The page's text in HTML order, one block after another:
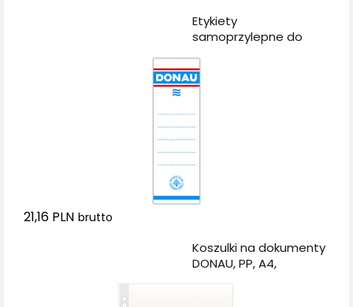
Etykiety
samoprzylepne do
54x153mm,
jednostronne, 20szt.
21,16 PLN brutto
Koszulki na dokumenty
DONAU, PP, A4,